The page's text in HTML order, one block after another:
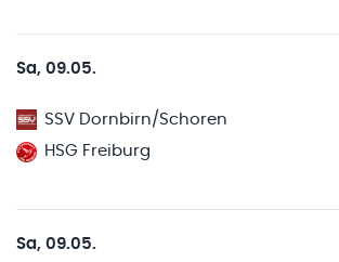
Sa, 09.05.
SSV Dornbirn/Schoren
HSG Freiburg
Sa, 09.05.